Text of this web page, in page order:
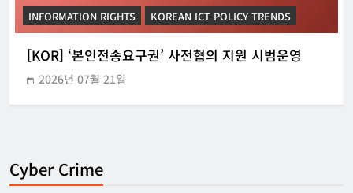
INFORMATION RIGHTS KOREAN ICT POLICY TRENDS
[KOR] ‘본인전송요구권’ 사전협의 지원 시범운영
2026년 07월 21일
Cyber Crime